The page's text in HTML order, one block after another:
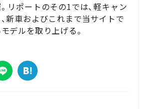
リポートのその1では、軽キャン
新車およびこれまで当サイトで
デルを取り上げる。
Jimny
スズキ｜Suzuki